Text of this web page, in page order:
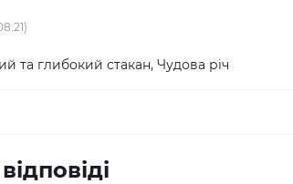
та глибокий стакан, Чудова річ